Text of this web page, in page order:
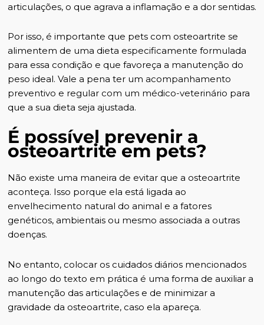
articulações, o que agrava a inflamação e a dor sentidas.
Por isso, é importante que pets com osteoartrite se
alimentem de uma dieta especificamente formulada
para essa condição e que favoreça a manutenção do
peso ideal. Vale a pena ter um acompanhamento
preventivo e regular com um médico-veterinário para
que a sua dieta seja ajustada.
É possível prevenir a
osteoartrite em pets?
Não existe uma maneira de evitar que a osteoartrite
aconteça. Isso porque ela está ligada ao
envelhecimento natural do animal e a fatores
genéticos, ambientais ou mesmo associada a outras
doenças.
No entanto, colocar os cuidados diários mencionados
ao longo do texto em prática é uma forma de auxiliar a
manutenção das articulações e de minimizar a
gravidade da osteoartrite, caso ela apareça.